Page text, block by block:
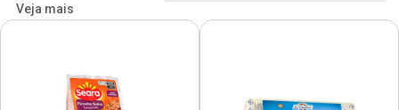
Veja mais